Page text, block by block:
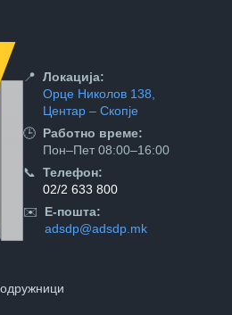
📍 Локација:
Орце Николов 138,
Центар – Скопје
🕒 Работно време:
Пон–Пет 08:00–16:00
📞 Телефон:
02/2 633 800
✉️
Е-пошта:
adsdp@adsdp.mk